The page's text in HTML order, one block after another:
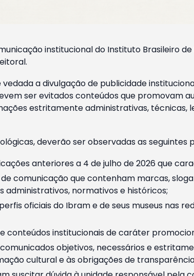
institucional do Instituto Brasileiro
a divulgação de publicidade
ser evitados conteúdos que promovam
estritamente administrativas, técnicas,
deverão ser observadas as seguintes
anteriores a 4 de julho de 2026 que
comunicação que contenham marcas,
normativos e históricos;
oficiais do Ibram e de seus museus nas
conteúdos institucionais de caráter
objetivos, necessários e
cultural e às obrigações de